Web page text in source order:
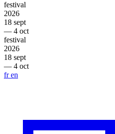
festival
2026
18 sept
— 4 oct
festival
2026
18 sept
— 4 oct
fren